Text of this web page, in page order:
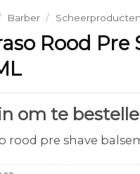
Barber / Scheerproducten
Rood Pre
om te
rood pre shave